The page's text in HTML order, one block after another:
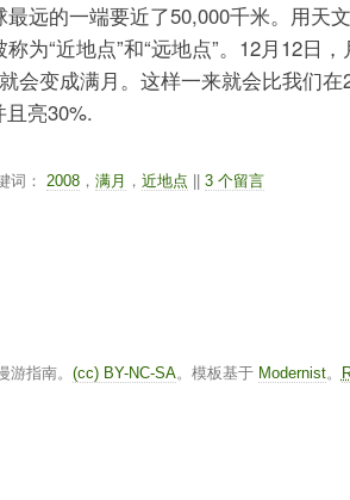
最远的一端要近了50,000千米。用天
为“近地点”和“远地点”。12月12日
会变成满月。这样一来就会比我们
且亮30%.
词： 2008， 满月 ， 近地点 3 个留言
游指南。 (cc) BY-NC-SA。模板基于 Modernist。